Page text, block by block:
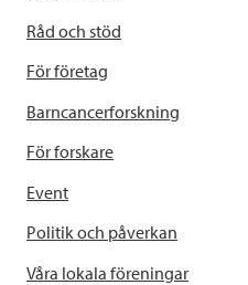
Råd och stöd
För företag
Barncancerforskning
För forskare
Event
Politik och påverkan
Våra lokala föreningar